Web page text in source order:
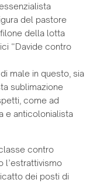
del pastore
della lotta
“Davide contro
male in questo, sia
sublimazione
come ad
e anticolonialista
contro
l’estrattivismo
dei posti di